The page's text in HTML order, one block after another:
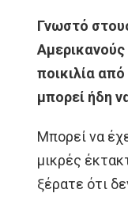
Γνωστό
Αμερικανούς
ποικιλία
μπορεί ήδη
Μπορεί να
μικρές
ξέρατε ότι